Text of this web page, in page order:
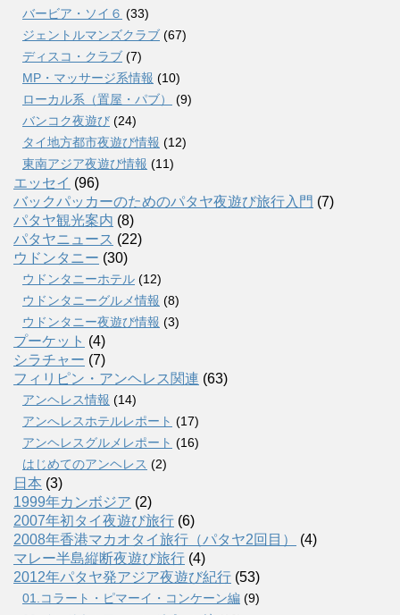
バービア・ソイ６ (33)
ジェントルマンズクラブ (67)
ディスコ・クラブ (7)
MP・マッサージ系情報 (10)
ローカル系（置屋・パブ）
(9)
バンコク夜遊び (24)
タイ地方都市夜遊び情報 (12)
東南アジア夜遊び情報 (11)
エッセイ (96)
バックパッカーのためのパタヤ夜遊び旅行入門 (7)
パタヤ観光案内 (8)
パタヤニュース (22)
ウドンタニー (30)
ウドンタニーホテル (12)
ウドンタニーグルメ情報 (8)
ウドンタニー夜遊び情報 (3)
プーケット (4)
シラチャー (7)
フィリピン・アンヘレス関連 (63)
アンヘレス情報 (14)
アンへレスホテルレポート (17)
アンヘレスグルメレポート (16)
はじめてのアンヘレス (2)
日本 (3)
1999年カンボジア (2)
2007年初タイ夜遊び旅行 (6)
2008年香港マカオタイ旅行（パタヤ2回目）
(4)
マレー半島縦断夜遊び旅行 (4)
2012年パタヤ発アジア夜遊び紀行 (53)
01.コラート・ピマーイ・コンケーン編 (9)